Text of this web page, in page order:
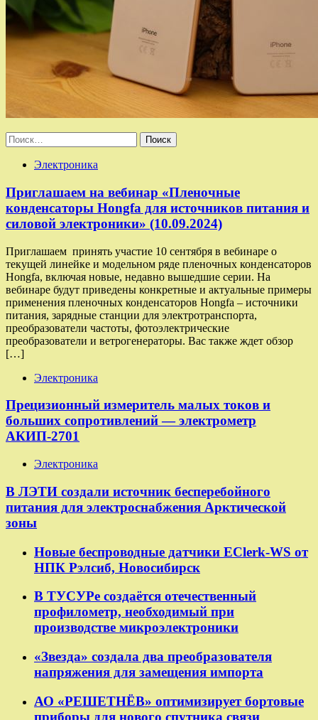
Найти:
Электроника
Приглашаем на вебинар «Пленочные
конденсаторы Hongfa для источников питания и
силовой электроники» (10.09.2024)
Приглашаем принять участие 10 сентября в вебинаре о
текущей линейке и модельном ряде пленочных конденсаторов
Hongfa, включая новые, недавно вышедшие серии. На
вебинаре будут приведены конкретные и актуальные примеры
применения пленочных конденсаторов Hongfa – источники
питания, зарядные станции для электротранспорта,
преобразователи частоты, фотоэлектрические
преобразователи и ветрогенераторы. Вас также ждет обзор
[…]
Электроника
Прецизионный измеритель малых токов и
больших сопротивлений — электрометр
АКИП-2701
Электроника
В ЛЭТИ создали источник бесперебойного
питания для электроснабжения Арктической
зоны
Новые беспроводные датчики EClerk-WS от
НПК Рэлсиб, Новосибирск
В ТУСУРе создаётся отечественный
профилометр, необходимый при
производстве микроэлектроники
«Звезда» создала два преобразователя
напряжения для замещения импорта
АО «РЕШЕТНЁВ» оптимизирует бортовые
приборы для нового спутника связи